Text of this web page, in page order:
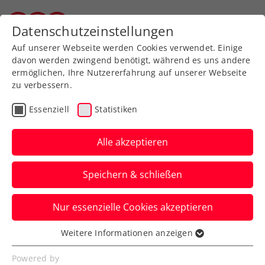
Zurück zur Newsübersicht
Turniere
ITF Loughborough: Tagger
gibt Versprechen für die
Zukunft ab
An der Seite von Ex-WTA-Star Francesca
Schiavone feiert das ÖTV-Talent den
bisher größten Karriereerfolg.
Verfasst von: Manuel Wachta, 15.03.2024
Datenschutzeinstellungen
Auf unserer Webseite werden Cookies verwendet. Einige
davon werden zwingend benötigt, während es uns andere
ermöglichen, Ihre Nutzererfahrung auf unserer Webseite
zu verbessern.
Essenziell Statistiken
Alle akzeptieren
Speichern & schließen
Nur essenzielle Cookies akzeptieren
Essenziell
Essenzielle Cookies werden für grundlegende
Weitere Informationen anzeigen
Powered by